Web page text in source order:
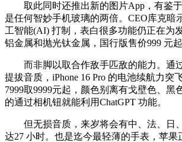
取此同时还推出新的图片App，有鉴于
是任何智妙手机玻璃的两倍。CEO库克暗
工智能(AI) 打制，表白很多功能仍正在为
铝金属和抛光钛金属，国行版售价999 元起
而非脚以取合作敌手匹敌的能力。通
提拔音质，iPhone 16 Pro 的电池续航力突
7999取9999元起，颜色别离有戈壁色、黑
的通过相机钮就能利用ChatGPT 功能。
但无损音质，来岁将会有中、法、日
达27 小时。也是迄今最轻薄的手表，苹果